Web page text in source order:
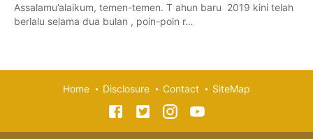
Assalamu’alaikum, temen-temen. T ahun baru 2019 kini telah
berlalu selama dua bulan , poin-poin r…
Home Disclosure Contact SiteMap